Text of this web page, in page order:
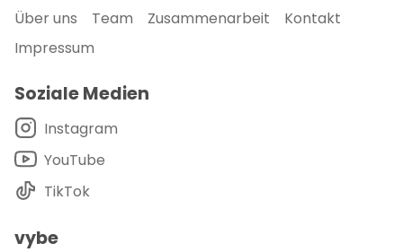
Über uns Team Zusammenarbeit
Kontakt
Impressum
Soziale Medien
Instagram
YouTube
TikTok
vybe